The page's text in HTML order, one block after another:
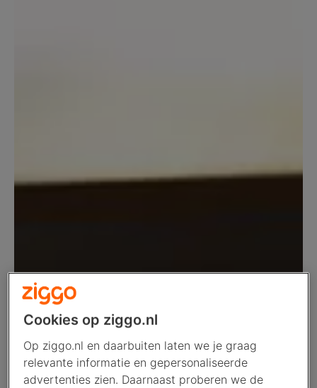
Cookies op ziggo.nl
Op ziggo.nl en daarbuiten laten we je graag
relevante informatie en gepersonaliseerde
advertenties zien. Daarnaast proberen we de